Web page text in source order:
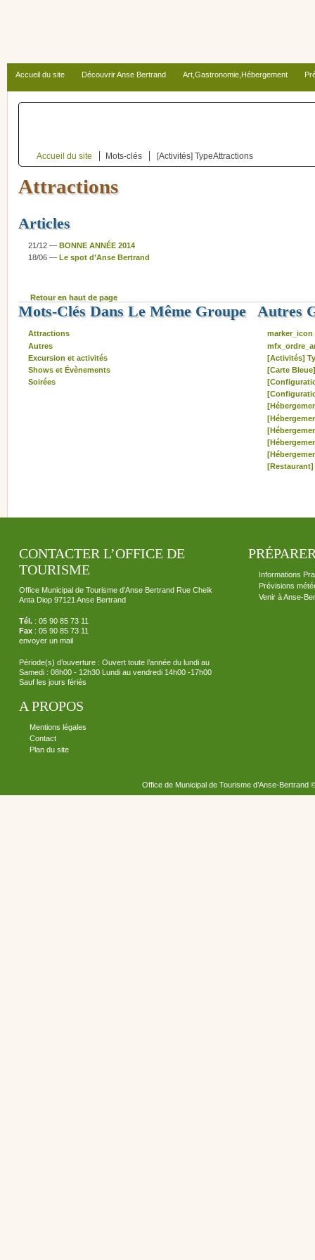
Accueil du site Découvrir Anse Bertrand Art,Gastronomie,Hébergement
Autour d’Anse Bertrand
Accueil du site Mots-clés [Activités] TypeAttractions
Attractions
Articles
21/12 — BONNE ANNÉE 2014
18/06 — Le spot d’Anse Bertrand
Retour en haut de page
Mots-Clés Dans Le Même Groupe
Attractions
Autres
Excursion et activités
Shows et Évènements
Soirées
Autres
marker_icon
[Activités]
[Carte
CONTACTER L’OFFICE DE
TOURISME
Office Municipal de Tourisme d’Anse Bertrand Rue Cheik
Anta Diop 97121 Anse Bertrand
Tél. : 05 90 85 73 11
Fax : 05 90 85 73 11
envoyer un mail
Période(s) d’ouverture : Ouvert toute l’année du lundi au
Samedi : 08h00 - 12h30 Lundi au vendredi 14h00 -17h00
Sauf les jours fériés
A PROPOS
Mentions légales
Contact
Plan du site
Informations
Prévisions
Venir à Anse-
Office de Municipal de Tourisme d’Anse-